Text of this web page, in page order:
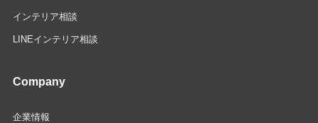
インテリア相談
LINEインテリア相談
Company
企業情報